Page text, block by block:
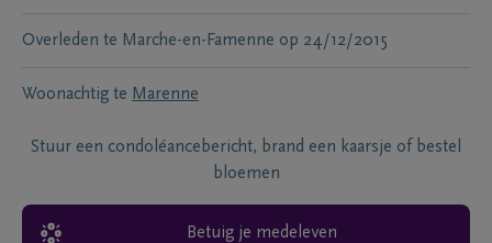
Overleden te Marche-en-Famenne op 24/12/2015
Woonachtig te Marenne
Stuur een condoléancebericht, brand een kaarsje of bestel
bloemen
Betuig je medeleven